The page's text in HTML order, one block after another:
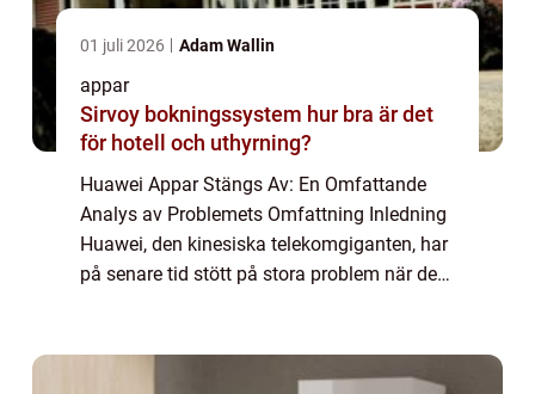
01 juli 2026 Adam Wallin
appar
Sirvoy bokningssystem hur bra är det
för hotell och uthyrning?
Huawei Appar Stängs Av: En Omfattande
Analys av Problemets Omfattning Inledning
Huawei, den kinesiska telekomgiganten, har
på senare tid stött på stora problem när det